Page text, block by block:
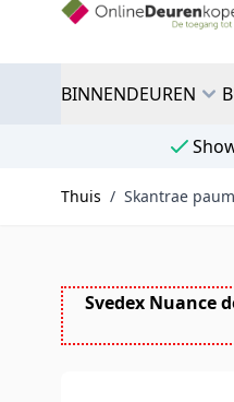
BINNENDEUREN
Thuis / Skantrae
Svedex Nuance